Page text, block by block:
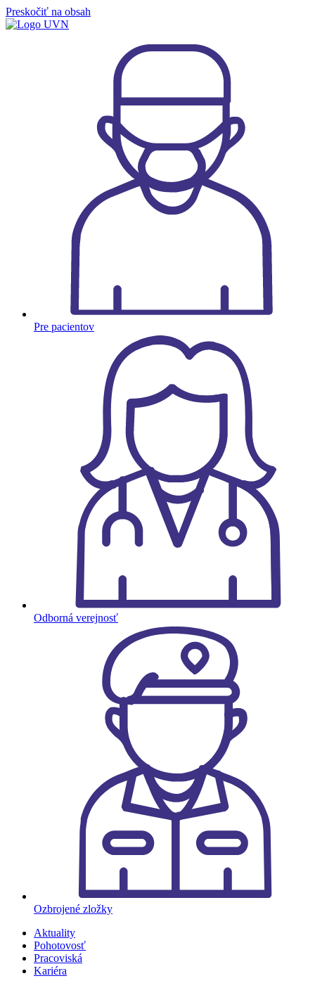
Preskočiť na obsah
Pre pacientov
Odborná verejnosť
Ozbrojené zložky
Aktuality
Pohotovosť
Pracoviská
Kariéra